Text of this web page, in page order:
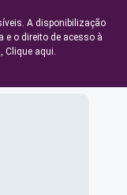
A disponibilização
e o direito de acesso à
Clique aqui.